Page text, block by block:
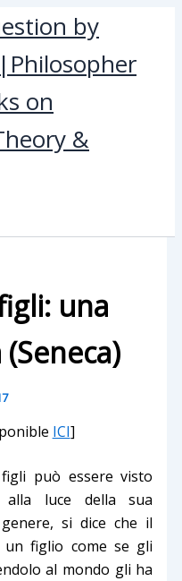
by
on
&
una
ICI]
può essere visto
alla luce della sua
si dice che il
figlio come se gli
al mondo gli ha